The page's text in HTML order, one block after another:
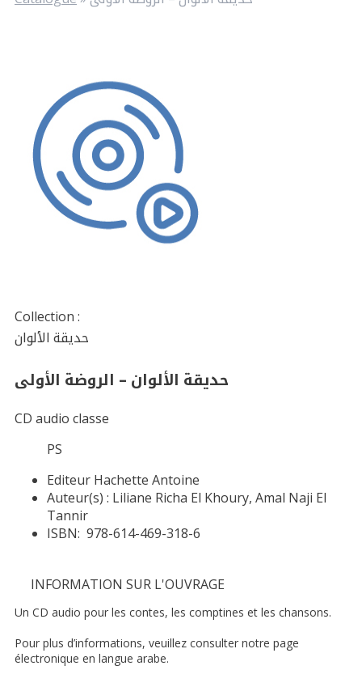
Collection :
حديقة الألوان
حديقة الألوان – الروضة الأولى
CD audio classe
PS
Editeur Hachette Antoine
Auteur(s) : Liliane Richa El Khoury, Amal Naji El
Tannir
ISBN: 978-614-469-318-6
INFORMATION SUR L'OUVRAGE
Un CD audio pour les contes, les comptines et les chansons.
Pour plus d’informations, veuillez consulter notre page
électronique en langue arabe.